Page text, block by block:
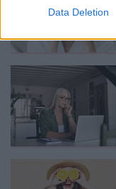
Data Deletion